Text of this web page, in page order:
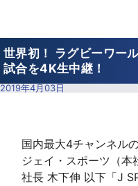
世界初！ ラグビーワー
試合を4K生中継！
2019年4月03日
国内最大4チャンネル
ジェイ・スポーツ（本
社長 木下伸 以下「J